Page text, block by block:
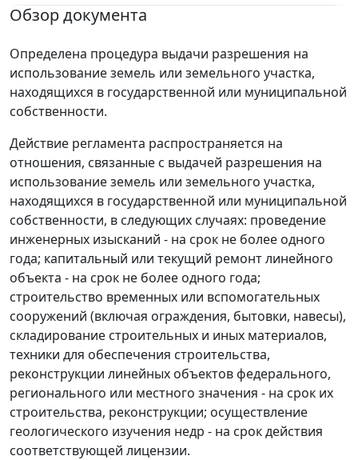
Обзор документа
Определена процедура выдачи разрешения на
использование земель или земельного участка,
находящихся в государственной или муниципальной
собственности.
Действие регламента распространяется на
отношения, связанные с выдачей разрешения на
использование земель или земельного участка,
находящихся в государственной или муниципальной
собственности, в следующих случаях: проведение
инженерных изысканий - на срок не более одного
года; капитальный или текущий ремонт линейного
объекта - на срок не более одного года;
строительство временных или вспомогательных
сооружений (включая ограждения, бытовки, навесы),
складирование строительных и иных материалов,
техники для обеспечения строительства,
реконструкции линейных объектов федерального,
регионального или местного значения - на срок их
строительства, реконструкции; осуществление
геологического изучения недр - на срок действия
соответствующей лицензии.